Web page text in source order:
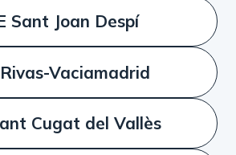
Sant Joan Despí
Vaciamadrid
Cugat del Vallès